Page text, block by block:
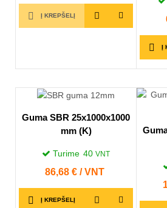
Į KREPŠELĮ
Į
Guma SBR 25x1000x1000
mm (K)
Turime 40 VNT
Kaina
86,68 € / VNT
Į KREPŠELĮ